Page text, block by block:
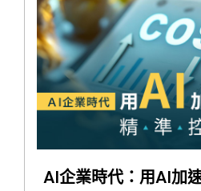
6.如何讓媒體報導公司的福利
AI企業時代：用AI加